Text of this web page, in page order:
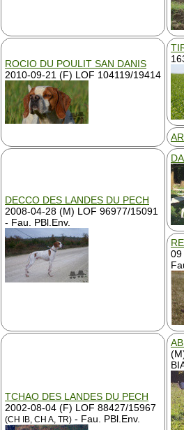
ROCIO DU POULIT SAN DANIS
2010-09-21 (F) LOF 104119/19414
DECCO DES LANDES DU PECH
2008-04-28 (M) LOF 96977/15091
- Fau. PBl.Env.
09
TCHAO DES LANDES DU PECH
2002-08-04 (F) LOF 88427/15967
(CH IB, CH A, TR) - Fau. PBl.Env.